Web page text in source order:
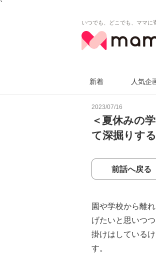
`
いつでも、どこでも、ママに
新着 人気企
2023/07/16
＜夏休みの
て深掘りす
前話へ戻る
園や学校から離
げたいと思いつ
掛けはしている
す。